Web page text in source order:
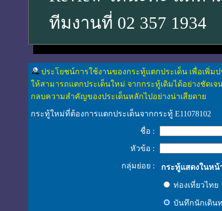
ทีมงานที่ 02 357 1934
ประโยชน์การใช้งานของกระทู้แตกประเด็น เพื่อเพิ่มป
ให้สามารถแตกประเด็นใหม่ จากกระทู้เดิมได้อย่างชัดเ
กลบความสำคัญของประเด็นหลักไปอย่างน่าเสียดาย
กระทู้ใหม่ที่ต้องการแตกประเด็นจากกระทู้ E11078102
ชื่อ :
หัวข้อ :
กลุ่มย่อย : กระทู้แสดงในหน้
ท่องเที่ยวไทย
บันทึกนักเดิน